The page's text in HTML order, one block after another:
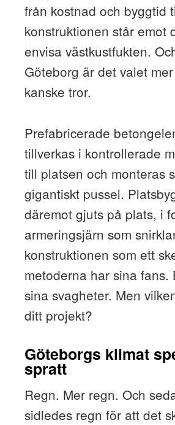
från kostnad och byggtid
konstruktionen står emot
envisa västkustfukten.
Göteborg är det valet
kanske tror.
Prefabricerade
tillverkas i kontrollerade
till platsen och monteras
gigantiskt pussel.
däremot gjuts på plats, i
armeringsjärn som
konstruktionen som ett
metoderna har sina fans.
sina svagheter. Men
ditt projekt?
Göteborgs klimat
spratt
Regn. Mer regn. Och
sidledes regn för att det